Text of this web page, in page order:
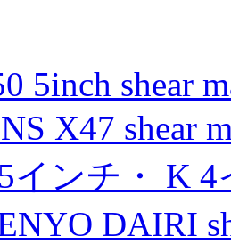
5inch shear
X47 shear
インチ・ K
DAIRI